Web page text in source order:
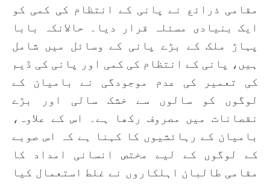
مقامی ذرائع نے پانی کے انتظام کی کمی کو
ایک بنیادی مسئلہ قرار دیا۔ حالانکہ بابا
پہاڑ ملک کے بڑے پانی کے وسائل میں شامل
ہیں، پانی کے انتظام کی کمی اور پانی کی ڈیم
کی تعمیر کی عدم موجودگی نے بامیان کے
لوگوں کو سالوں سے خشک سالی اور بڑے
نقصانات میں مصروف رکھا ہے۔ اس کے علاوہ،
بامیان کے رہائشیوں کا کہنا ہے کہ اس صوبے
کے لوگوں کے لیے مختص انسانی امداد کا
مقامی طالبان اہلکاروں نے غلط استعمال کیا